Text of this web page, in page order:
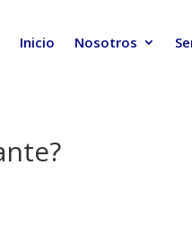
Inicio Nosotros